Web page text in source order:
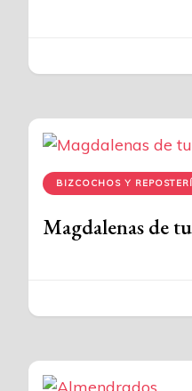
BIZCOCHOS Y
Magdalenas de